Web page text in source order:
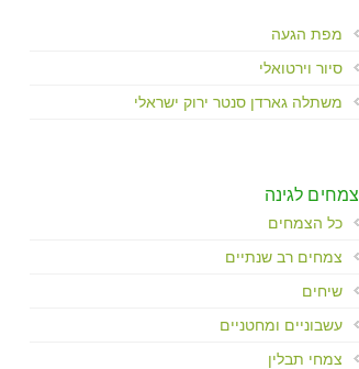
מפת הגעה
סיור וירטואלי
משתלה גארדן סנטר ירוק ישראלי
צמחים לגינה
כל הצמחים
צמחים רב שנתיים
שיחים
עשבוניים ומחטניים
צמחי תבלין